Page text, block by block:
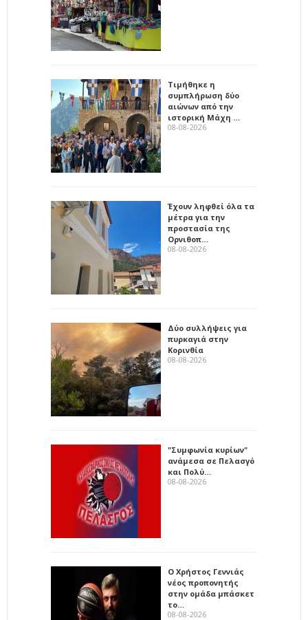
Τιμήθηκε η
συμπλήρωση δύο
αιώνων από την
ιστορική Μάχη …
08-08-2026
Έχουν ληφθεί όλα τα
μέτρα για την
προστασία της
Ορνιθοπ…
08-08-2026
Δύο συλλήψεις για
πυρκαγιά στην
Κορινθία
08-08-2026
"Συμφωνία κυρίων"
ανάμεσα σε Πελασγό
και Πολύ…
08-08-2026
Ο Χρήστος Γεννιάς
νέος προπονητής
στην ομάδα μπάσκετ
το…
08-08-2026